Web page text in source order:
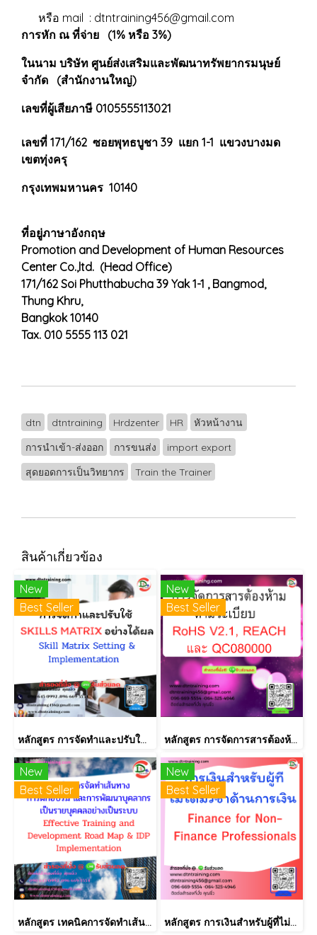
หรือ mail : dtntraining456@gmail.com
การหัก ณ ที่จ่าย (1% หรือ 3%)
ในนาม บริษัท ศูนย์ส่งเสริมและพัฒนาทรัพยากรมนุษย์
จำกัด (สำนักงานใหญ่)
เลขที่ผู้เสียภาษี 0105555113021
เลขที่ 171/162 ซอยพุทธบูชา 39 แยก 1-1 แขวงบางมด
เขตทุ่งครุ
กรุงเทพมหานคร 10140
ที่อยู่ภาษาอังกฤษ
Promotion and Development of Human Resources
Center Co.,ltd. (Head Office)
171/162 Soi Phutthabucha 39 Yak 1-1 , Bangmod,
Thung Khru,
Bangkok 10140
Tax. 010 5555 113 021
dtn dtntraining Hrdzenter HR
หัวหน้างาน
การนำเข้า-ส่งออก
การขนส่ง
import export
สุดยอดการเป็นวิทยากร
Train the Trainer
สินค้าเกี่ยวข้อง
New
Best Seller
หลักสูตร การจัดทำและปรับใช้ SKILLS MATRIX อย่างได้ผล Skill Matrix Setting & Implementation
New
Best Seller
หลักสูตร การจัดการสารต้องห้ามตามระเบียบ RoHS V2.1, REACH และ QC080000
New
Best Seller
หลักสูตร เทคนิคการจัดทำเส้นทางการฝึกอบรม และการพัฒนาบุคลากร เป็นรายบุคคลอย่างเป็นระบบ Effective Training and Development Road Map & IDP Implementation
New
Best Seller
หลักสูตร การเงินสำหรับผู้ที่ไม่ได้มีวิชาชีพด้านการเงิน (Finance for Non-Finance Professionals)